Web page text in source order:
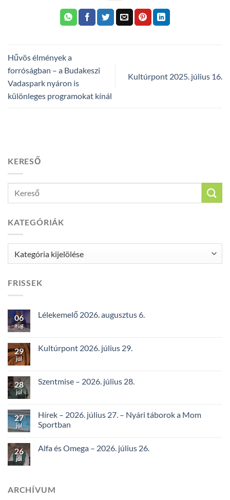
Hűvös élmények a
forróságban – a Budakeszi
Vadaspark nyáron is
különleges programokat kínál
Kultúrpont 2025. július 16.
KERESŐ
KATEGÓRIÁK
FRISSEK
06
aug
Lélekemelő 2026. augusztus 6.
29
júl
Kultúrpont 2026. július 29.
28
júl
Szentmise – 2026. július 28.
27
júl
Hírek – 2026. július 27. – Nyári táborok a Mom
Sportban
26
júl
Alfa és Omega – 2026. július 26.
ARCHÍVUM